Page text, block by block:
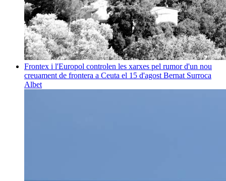
Frontex i l'Europol controlen les xarxes pel rumor d'un nou
creuament de frontera a Ceuta el 15 d'agost Bernat Surroca
Albet